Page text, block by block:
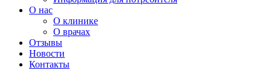
О нас
О клинике
О врачах
Отзывы
Новости
Контакты